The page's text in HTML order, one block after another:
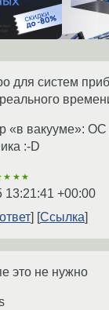
для систем
«в вакууме»: ОС
:-D
13:21:41 +00:00
Ссылка
это не нужно